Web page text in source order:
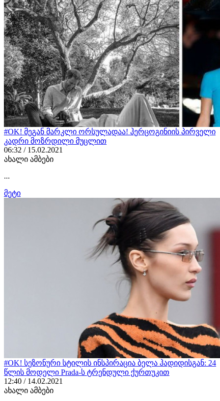
#OK! მეგან მარკლი ორსულადაა! ჰერცოგინიის პირველი
კადრი მოზრდილი მუცლით
06:32 / 15.02.2021
ახალი ამბები
...
მეტი
#OK! სეზონური სტილის ინსპირაცია ბელა ჰადიდისგან: 24
წლის მოდელი Prada-ს ტრენდული ქურთუკით
12:40 / 14.02.2021
ახალი ამბები